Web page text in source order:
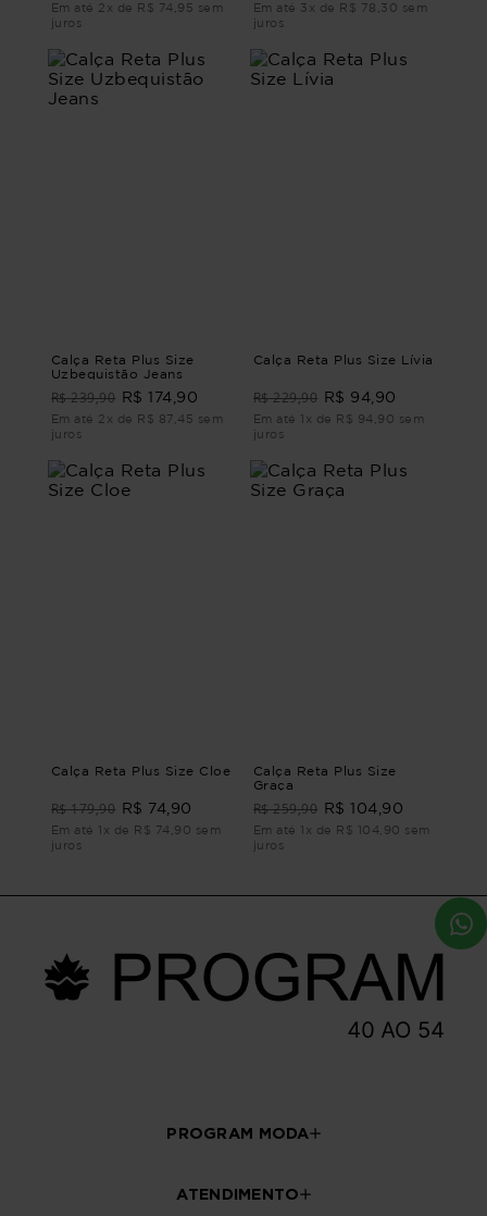
Em até 2x de R$ 74,95 sem
juros
Em até 3x de R$ 78,30 sem
juros
Calça Reta Plus Size
Uzbequistão Jeans
R$ 239,90 R$ 174,90
Em até 2x de R$ 87,45 sem
juros
Calça Reta Plus Size Lívia
R$ 229,90 R$ 94,90
Em até 1x de R$ 94,90 sem
juros
Calça Reta Plus Size Cloe
R$ 179,90 R$ 74,90
Em até 1x de R$ 74,90 sem
juros
Calça Reta Plus Size
Graça
R$ 259,90 R$ 104,90
Em até 1x de R$ 104,90 sem
juros